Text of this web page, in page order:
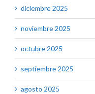
diciembre 2025
noviembre 2025
octubre 2025
septiembre 2025
agosto 2025